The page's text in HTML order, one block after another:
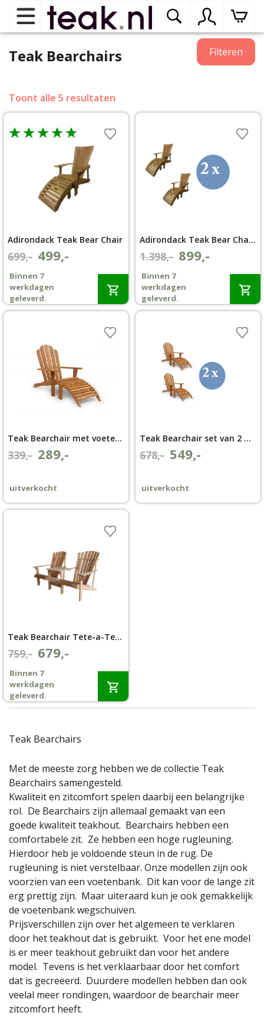
Home
Teak binnenmeubelen
Teak woonprogramma’s
Teak onderhoudsproducten
Contact
Wenslijst
Teak Bearchairs Filteren
Toont alle 5 resultaten
Adirondack Teak Bear Chair
699,- Oorspronkelijke
was:
€699,-.
499,-
Binnen 7
werkdagen
geleverd.
Adirondack Teak Bear Chair set van 2
1.398,- Oorspronkelijke
was:
899,-
Binnen 7
werkdagen
geleverd.
Teak Bearchair met voetenbank
339,- Oorspronkelijke
289,-
uitverkocht
Teak Bearchair set van 2 met voetenbank
678,- Oorspronkelijke
549,-
uitverkocht
Teak Bearchair Tete-a-Tete Tuinbank
759,- Oorspronkelijke
was:
€759,-.
679,-
Binnen 7
werkdagen
geleverd.
Teak Bearchairs
Met de meeste zorg hebben we de collectie Teak
Bearchairs samengesteld.
Kwaliteit en zitcomfort spelen daarbij een belangrijke
rol. De Bearchairs zijn allemaal gemaakt van een
goede kwaliteit teakhout. Bearchairs hebben een
comfortabele zit. Ze hebben een hoge rugleuning.
Hierdoor heb je voldoende steun in de rug. De
rugleuning is niet verstelbaar. Onze modellen zijn ook
voorzien van een voetenbank. Dit kan voor de lange zit
erg prettig zijn. Maar uiteraard kun je ook gemakkelijk
de voetenbank wegschuiven.
Prijsverschillen zijn over het algemeen te verklaren
door het teakhout dat is gebruikt. Voor het ene model
is er meer teakhout gebruikt dan voor het andere
model. Tevens is het verklaarbaar door het comfort
dat is gecreëerd. Duurdere modellen hebben dan ook
veelal meer rondingen, waardoor de bearchair meer
zitcomfort heeft.